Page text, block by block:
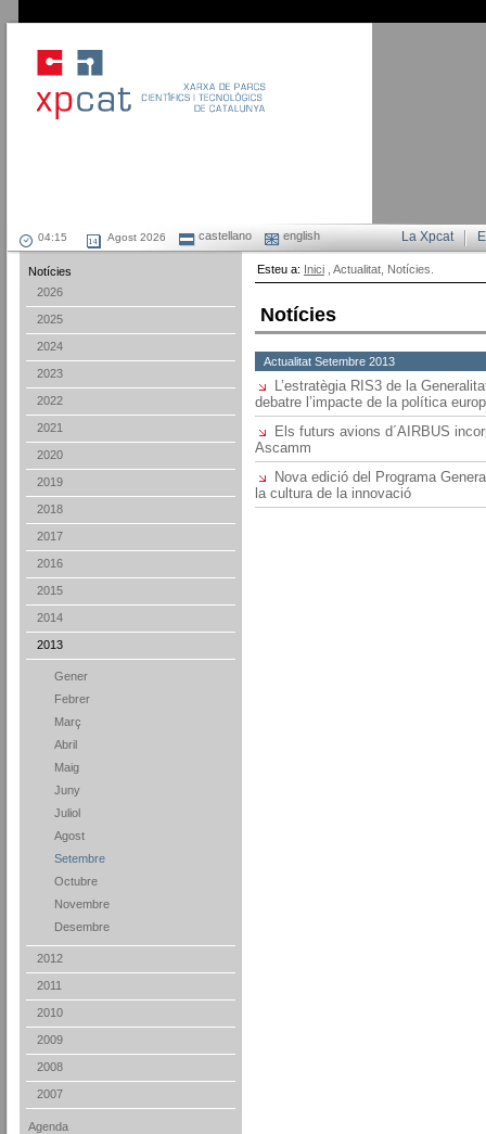
Agost 2026 castellano english La Xpcat
Notícies
2026
2025
2024
2023
2022
2021
2020
2019
2018
2017
2016
2015
2014
2013
Gener
Febrer
Març
Abril
Maig
Juny
Juliol
Agost
Setembre
Octubre
Novembre
Desembre
2012
2011
2010
2009
2008
2007
Agenda
Esteu a: Inici , Actualitat, Notícies.
Notícies
Actualitat Setembre 2013
L’estratègia RIS3 de la
debatre l’impacte de la política
Els futurs avions d´AIRBUS
Ascamm
Nova edició del Programa
la cultura de la innovació